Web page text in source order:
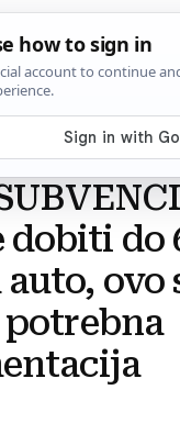
dobiti do
auto, ovo